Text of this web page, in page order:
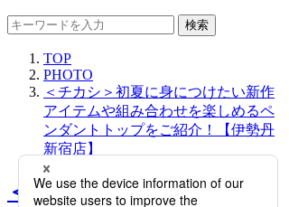
検索
TOP
PHOTO
＜チカシ＞初夏に身につけたい新作
アイテムや組み合わせを楽しめるペ
ンダントトップをご紹介！【伊勢丹
新宿店】
＜チカシ＞初夏に身につけ